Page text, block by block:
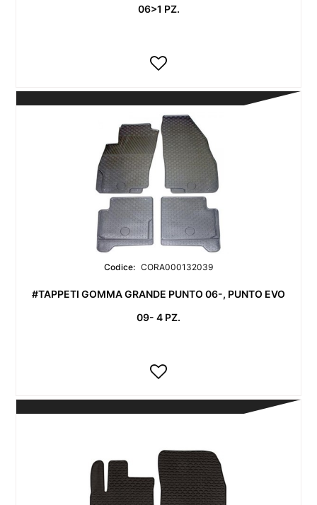
06>1 PZ.
Codice: CORA000132039
#TAPPETI GOMMA GRANDE PUNTO 06-, PUNTO EVO
09- 4 PZ.